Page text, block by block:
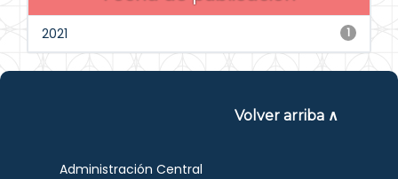
1
2021
Volver arriba ∧
Administración Central